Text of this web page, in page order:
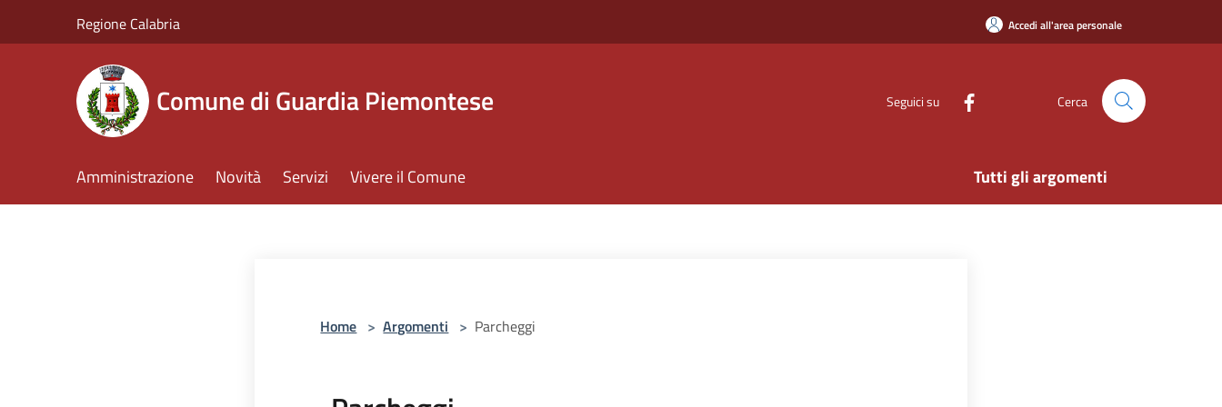
Regione Calabria Accedi all'area personale
Comune di Guardia Piemontese Seguici su Cerca
Amministrazione Novità Servizi Vivere il Comune Tutti gli argomenti
Home > Argomenti > Parcheggi